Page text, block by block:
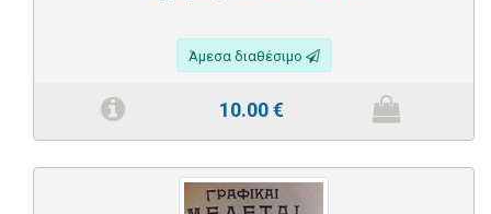
Άμεσα διαθέσιμο
10.00€